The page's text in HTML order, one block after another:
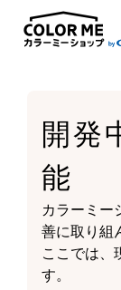
開発
能
カラーミー
善に取り組
ここでは、
す。